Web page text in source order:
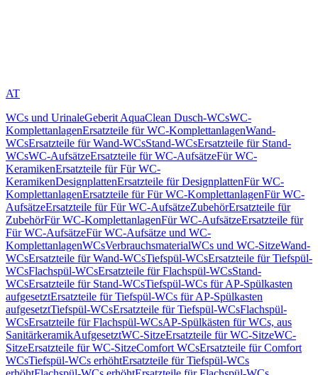
AT
WCs und UrinaleGeberit AquaClean Dusch-WCsWC-
KomplettanlagenErsatzteile für WC-KomplettanlagenWand-
WCsErsatzteile für Wand-WCsStand-WCsErsatzteile für Stand-
WCsWC-AufsätzeErsatzteile für WC-AufsätzeFür WC-
KeramikenErsatzteile für Für WC-
KeramikenDesignplattenErsatzteile für DesignplattenFür WC-
KomplettanlagenErsatzteile für Für WC-KomplettanlagenFür WC-
AufsätzeErsatzteile für Für WC-AufsätzeZubehörErsatzteile für
ZubehörFür WC-KomplettanlagenFür WC-AufsätzeErsatzteile für
Für WC-AufsätzeFür WC-Aufsätze und WC-
KomplettanlagenWCsVerbrauchsmaterialWCs und WC-SitzeWand-
WCsErsatzteile für Wand-WCsTiefspül-WCsErsatzteile für Tiefspül-
WCsFlachspül-WCsErsatzteile für Flachspül-WCsStand-
WCsErsatzteile für Stand-WCsTiefspül-WCs für AP-Spülkasten
aufgesetztErsatzteile für Tiefspül-WCs für AP-Spülkasten
aufgesetztTiefspül-WCsErsatzteile für Tiefspül-WCsFlachspül-
WCsErsatzteile für Flachspül-WCsAP-Spülkästen für WCs, aus
SanitärkeramikAufgesetztWC-SitzeErsatzteile für WC-SitzeWC-
SitzeErsatzteile für WC-SitzeComfort WCsErsatzteile für Comfort
WCsTiefspül-WCs erhöhtErsatzteile für Tiefspül-WCs